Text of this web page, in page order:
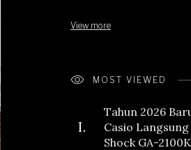
View more
MOST VIEWED
I.
Tahun 2026
Casio Langsung
Shock GA-